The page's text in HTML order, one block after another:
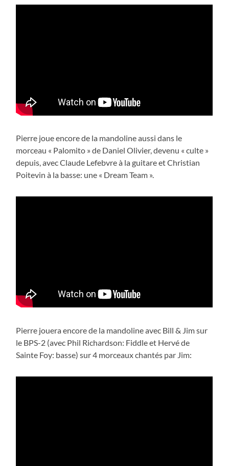
Pierre joue encore de la mandoline aussi dans le
morceau « Palomito » de Daniel Olivier, devenu « culte »
depuis, avec Claude Lefebvre à la guitare et Christian
Poitevin à la basse: une « Dream Team ».
Pierre jouera encore de la mandoline avec Bill & Jim sur
le BPS-2 (avec Phil Richardson: Fiddle et Hervé de
Sainte Foy: basse) sur 4 morceaux chantés par Jim: